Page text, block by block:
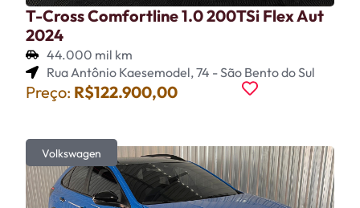
T-Cross Comfortline 1.0 200TSi Flex Aut
2024
44.000 mil km
Rua Antônio Kaesemodel, 74 - São Bento do Sul
Preço: R$122.900,00
Volkswagen